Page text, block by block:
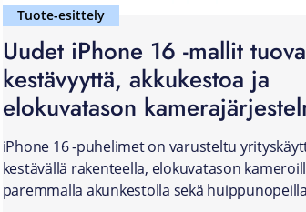
Tuote-esittely
Uudet iPhone 16 -mallit
kestävyyttä, akkukestoa ja
elokuvatason
iPhone 16 -puhelimet on varusteltu
kestävällä rakenteella, elokuvatason
paremmalla akunkestolla sekä